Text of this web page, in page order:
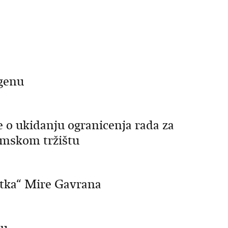
ukidanju ogranicenja rada za
tržištu
Mire Gavrana